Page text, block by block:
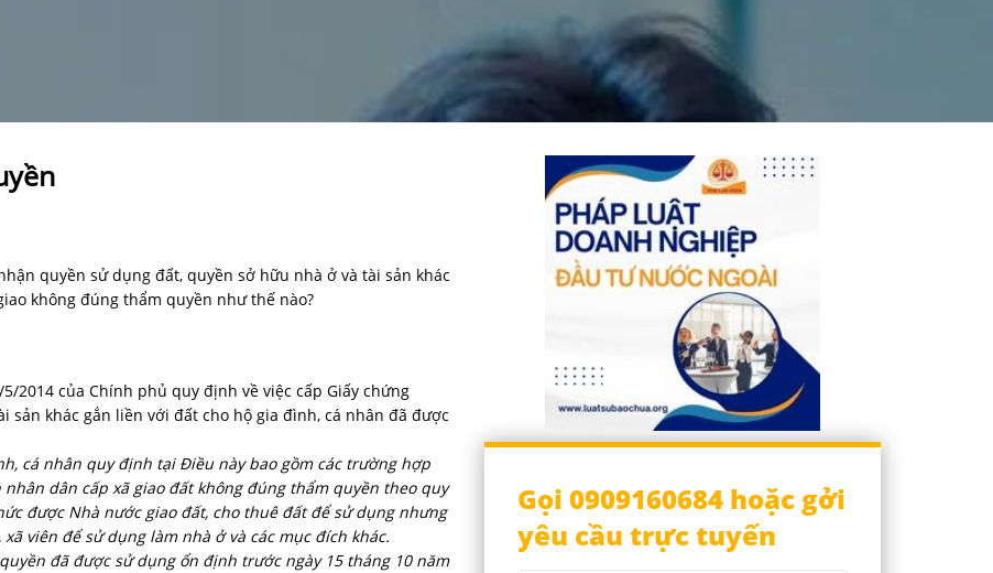
quyền sử dụng đất, quyền sở hữu nhà ở và tài sản khác
không đúng thẩm quyền như thế nào?
2014 của Chính phủ quy định về việc cấp Giấy chứng
khác gắn liền với đất cho hộ gia đình, cá nhân đã được
cá nhân quy định tại Điều này bao gồm các trường hợp
dân cấp xã giao đất không đúng thẩm quyền theo quy
được Nhà nước giao đất, cho thuê đất để sử dụng nhưng
viên để sử dụng làm nhà ở và các mục đích khác.
đã được sử dụng ổn định trước ngày 15 tháng 10 năm
Gọi 0909160684 hoặc gởi
yêu cầu trực tuyến